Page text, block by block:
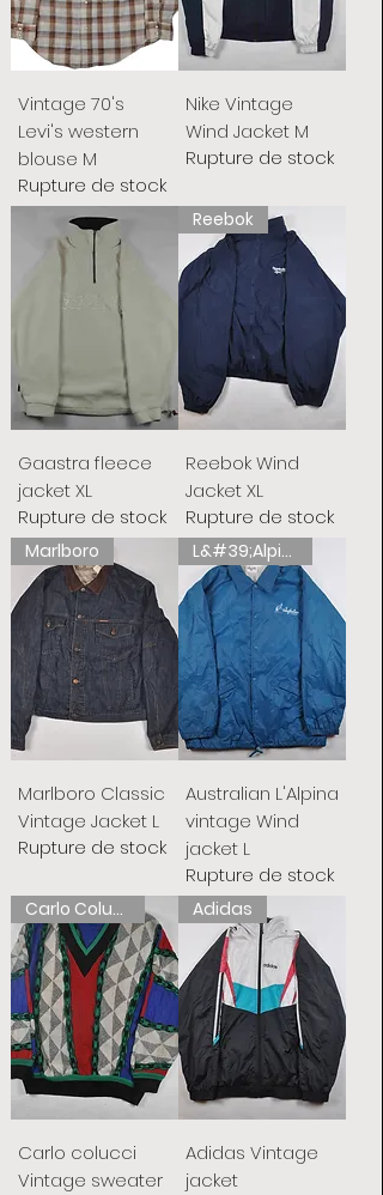
Vintage 70's
Levi's western
blouse M
Rupture de stock
Nike Vintage
Wind Jacket M
Rupture de stock
Gaastra fleece
jacket XL
Rupture de stock
Reebok
Reebok Wind
Jacket XL
Rupture de stock
Marlboro
Marlboro Classic
Vintage Jacket L
Rupture de stock
L&#39;Alpina australienne
Australian L'Alpina
vintage Wind
jacket L
Rupture de stock
Carlo Colucci
Carlo colucci
Vintage sweater
Adidas
Adidas Vintage
jacket